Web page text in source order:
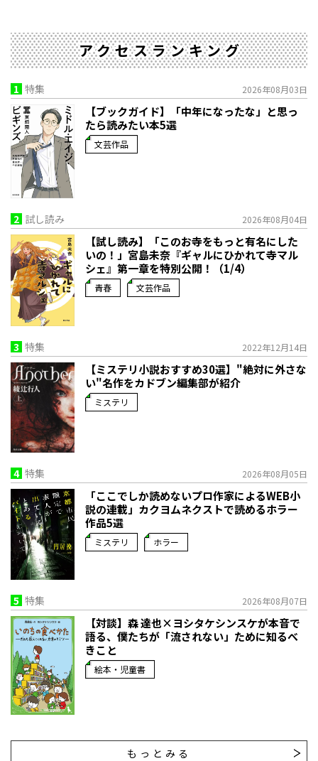
アクセスランキング
1 特集 2026年08月03日
【ブックガイド】「中年になったな」と思っ
たら読みたい本5選
文芸作品
2 試し読み 2026年08月04日
【試し読み】「このお寺をもっと有名にした
いの！」宮島未奈『ギャルにひかれて寺マル
シェ』第一章を特別公開！（1/4）
青春 文芸作品
3 特集 2022年12月14日
【ミステリ小説おすすめ30選】"絶対に外さな
い"名作をカドブン編集部が紹介
ミステリ
4 特集 2026年08月05日
「ここでしか読めないプロ作家によるWEB小
説の連載」――カクヨムネクストで読めるホラー
作品5選
ミステリ ホラー
5 特集 2026年08月07日
【対談】森 達也×ヨシタケシンスケが本音で
語る、僕たちが「流されない」ために知るべ
きこと
絵本・児童書
もっとみる